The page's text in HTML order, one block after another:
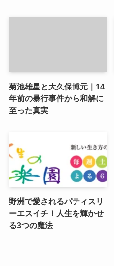
菊池雄星と大久保博元｜14
年前の暴行事件から和解に
至った真実
野洲で愛されるパティスリ
ーエスイチ！人生を輝かせ
る3つの魔法